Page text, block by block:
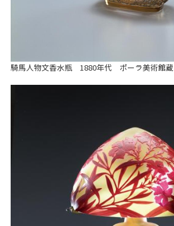
騎馬人物文香水瓶 1880年代 ポーラ美術館蔵